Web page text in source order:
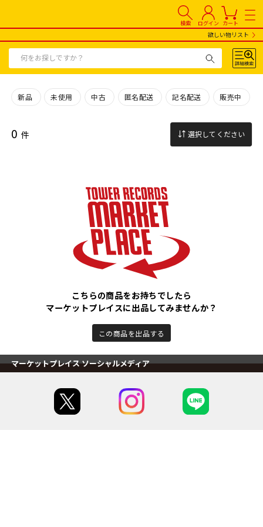
検索 ログイン カート
欲しい物リスト
新品 未使用 中古 匿名配送 記名配送 販売中
0 件 選択してください
こちらの商品をお持ちでしたら
マーケットプレイスに出品してみませんか？
この商品を出品する
マーケットプレイス ソーシャルメディア